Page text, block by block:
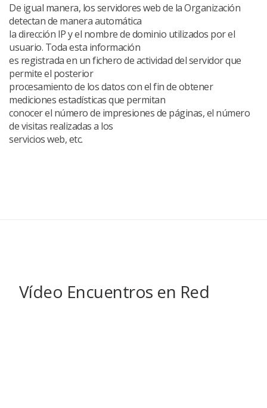
De igual manera, los servidores web de la Organización
detectan de manera automática
la dirección IP y el nombre de dominio utilizados por el
usuario. Toda esta información
es registrada en un fichero de actividad del servidor que
permite el posterior
procesamiento de los datos con el fin de obtener
mediciones estadísticas que permitan
conocer el número de impresiones de páginas, el número
de visitas realizadas a los
servicios web, etc.
Vídeo Encuentros en Red